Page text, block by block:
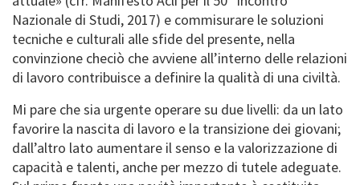
Nazionale di Studi, 2017) e commisurare le soluzioni
tecniche e culturali alle sfide del presente, nella
convinzione checiò che avviene all’interno delle relazioni
di lavoro contribuisce a definire la qualità di una civiltà.
Mi pare che sia urgente operare su due livelli: da un lato
favorire la nascita di lavoro e la transizione dei giovani;
dall’altro lato aumentare il senso e la valorizzazione di
capacità e talenti, anche per mezzo di tutele adeguate.